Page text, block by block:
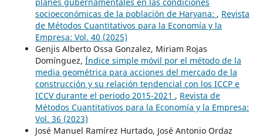
planes gubernamentales en las condiciones
socioeconómicas de la población de Haryana: , Revista
de Métodos Cuantitativos para la Economía y la
Empresa: Vol. 40 (2025)
Genjis Alberto Ossa Gonzalez, Miriam Rojas
Domínguez, Índice simple móvil por el método de la
media geométrica para acciones del mercado de la
construcción y su relación tendencial con los ICCP e
ICCV durante el periodo 2015-2021 , Revista de
Métodos Cuantitativos para la Economía y la Empresa:
Vol. 36 (2023)
José Manuel Ramírez Hurtado, José Antonio Ordaz